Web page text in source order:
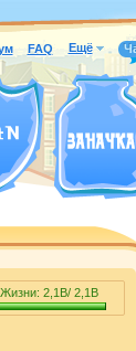
FAQ Ещё
Жизни: 2,1B/ 2,1B